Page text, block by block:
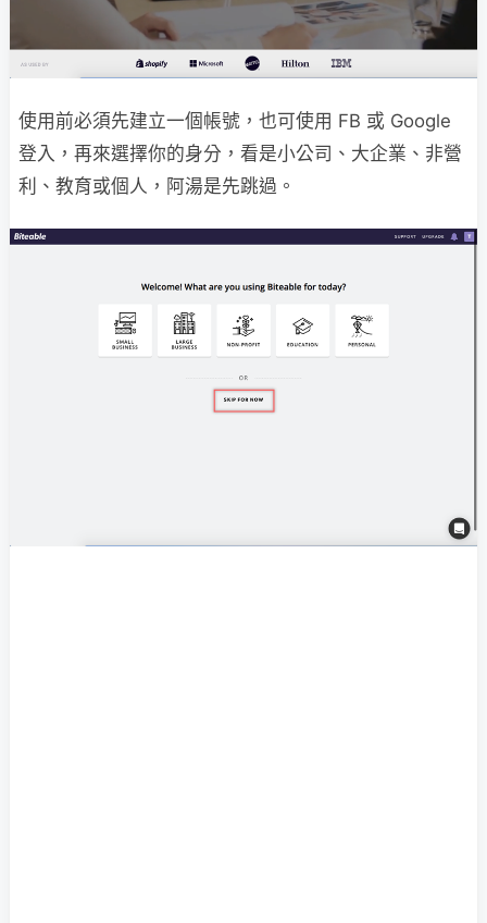
使用前必須先建立一個帳號，也可使用 FB 或 Google
登入，再來選擇你的身分，看是小公司、大企業、非營
利、教育或個人，阿湯是先跳過。